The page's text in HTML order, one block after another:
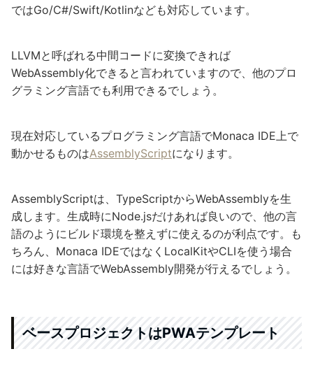
ではGo/C#/Swift/Kotlinなども対応しています。
LLVMと呼ばれる中間コードに変換できれば
WebAssembly化できると言われていますので、他のプロ
グラミング言語でも利用できるでしょう。
現在対応しているプログラミング言語でMonaca IDE上で
動かせるものはAssemblyScriptになります。
AssemblyScriptは、TypeScriptからWebAssemblyを生
成します。生成時にNode.jsだけあれば良いので、他の言
語のようにビルド環境を整えずに使えるのが利点です。も
ちろん、Monaca IDEではなくLocalKitやCLIを使う場合
には好きな言語でWebAssembly開発が行えるでしょう。
ベースプロジェクトはPWAテンプレート